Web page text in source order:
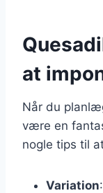
at
Når du
være en
nogle tips til
Variation